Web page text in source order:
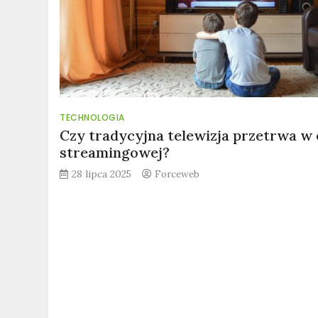
TECHNOLOGIA
Czy tradycyjna telewizja przetrwa w
streamingowej?
28 lipca 2025 Forceweb